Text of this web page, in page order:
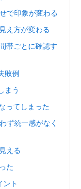
で印象が変わる
え方が変わる
帯ごとに確認す
敗例
まう
ってしまった
ず統一感がなく
える
た
ント